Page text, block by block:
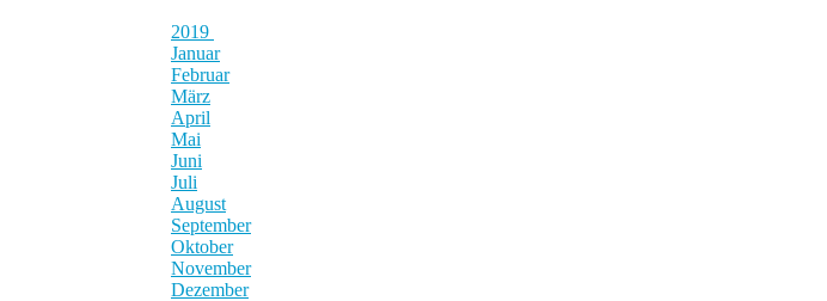
2019
Januar
Februar
März
April
Mai
Juni
Juli
August
September
Oktober
November
Dezember